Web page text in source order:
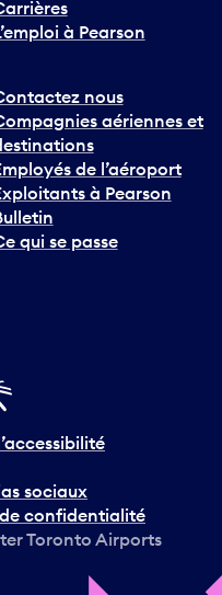
à Pearson
nous
aériennes et
de l’aéroport
à Pearson
qui se passe
sociaux
confidentialité
Toronto Airports